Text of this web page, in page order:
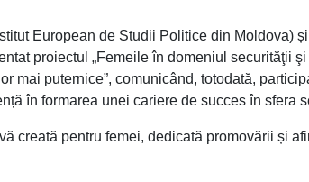
European de Studii Politice din Moldova)
proiectul „Femeile în domeniul securităţii
mai puternice”, comunicând, totodată,
în formarea unei cariere de succes în sfera
creată pentru femei, dedicată promovării și